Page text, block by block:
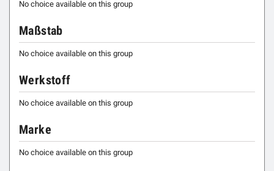
No choice available on this group
Maßstab
No choice available on this group
Werkstoff
No choice available on this group
Marke
No choice available on this group